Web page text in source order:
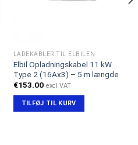
LADEKABLER TIL ELBILEN
Elbil Opladningskabel 11 kW
Type 2 (16Ax3) – 5 m længde
€153.00 excl VAT
TILFØJ TIL KURV